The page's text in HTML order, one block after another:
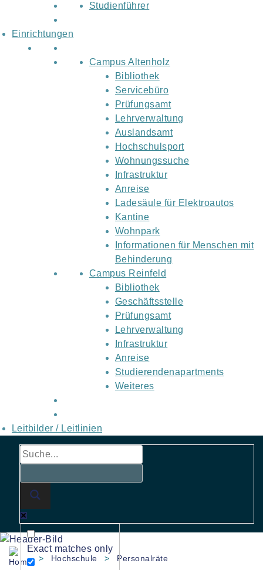
Studienführer
Einrichtungen
Campus Altenholz
Bibliothek
Servicebüro
Prüfungsamt
Lehrverwaltung
Auslandsamt
Hochschulsport
Wohnungssuche
Infrastruktur
Anreise
Ladesäule für Elektroautos
Kantine
Wohnpark
Informationen für Menschen mit
Behinderung
Campus Reinfeld
Bibliothek
Geschäftsstelle
Prüfungsamt
Lehrverwaltung
Infrastruktur
Anreise
Studierendenapartments
Weiteres
Leitbilder / Leitlinien
Exact matches only
> Hochschule > Personalräte